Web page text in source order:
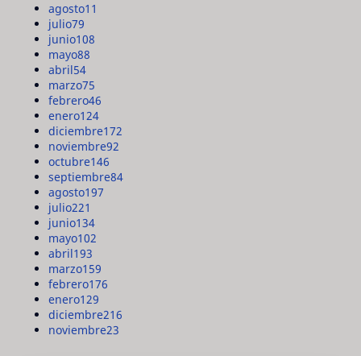
agosto11
julio79
junio108
mayo88
abril54
marzo75
febrero46
enero124
diciembre172
noviembre92
octubre146
septiembre84
agosto197
julio221
junio134
mayo102
abril193
marzo159
febrero176
enero129
diciembre216
noviembre23